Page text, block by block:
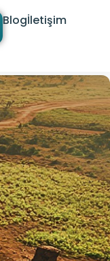
Blogİletişim